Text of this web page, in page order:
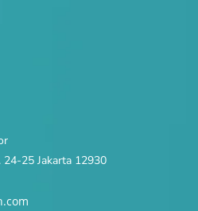
24-25 Jakarta 12930